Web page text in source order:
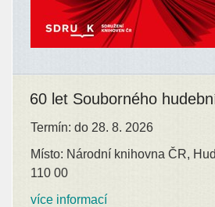
60 let Souborného
Termín: do 28. 8. 2026
Místo: Národní knihovna ČR,
110 00
více informací